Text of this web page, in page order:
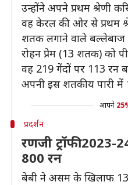
उन्होंने अपने प्रथम श्रेणी
वह केरल की ओर से प्रथम
शतक लगाने वाले बल्लेबाज
रोहन प्रेम (13 शतक) को
वह 219 गेंदों पर 113 रन
अपनी इस शतकीय पारी में
आपने
प्रदर्शन
रणजी ट्रॉफी
800 रन
बेबी ने असम के खिलाफ